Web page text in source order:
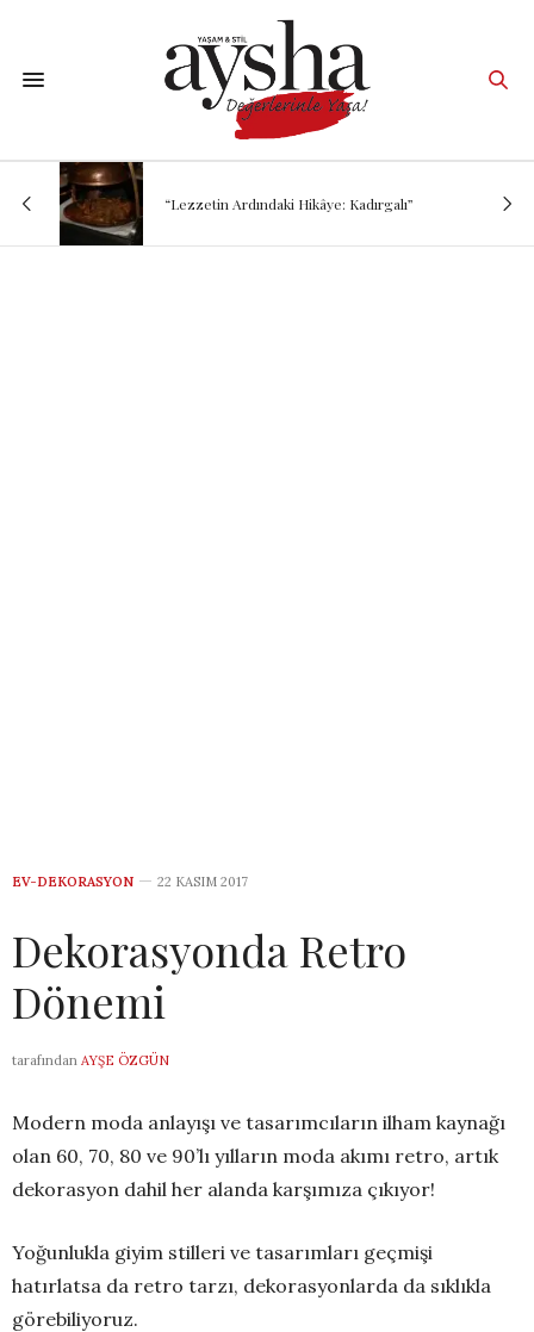
“Lezzetin Ardındaki Hikâye: Kadırgalı”
EV-DEKORASYON 22 KASIM 2017
Dekorasyonda Retro
Dönemi
tarafından AYŞE ÖZGÜN
Modern moda anlayışı ve tasarımcıların ilham kaynağı
olan 60, 70, 80 ve 90’lı yılların moda akımı retro, artık
dekorasyon dahil her alanda karşımıza çıkıyor!
Yoğunlukla giyim stilleri ve tasarımları geçmişi
hatırlatsa da retro tarzı, dekorasyonlarda da sıklıkla
görebiliyoruz.